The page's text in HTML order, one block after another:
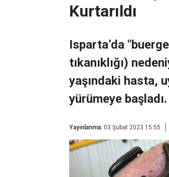
Kurtarıldı
Isparta’da
tıkanıklığı)
yaşındaki hasta,
yürümeye başladı.
Yayınlanma: 03 Şubat 2023 15:55